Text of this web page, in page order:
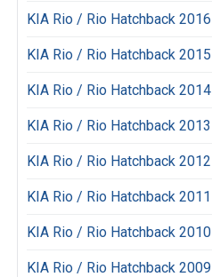
KIA Rio / Rio Hatchback 2016
KIA Rio / Rio Hatchback 2015
KIA Rio / Rio Hatchback 2014
KIA Rio / Rio Hatchback 2013
KIA Rio / Rio Hatchback 2012
KIA Rio / Rio Hatchback 2011
KIA Rio / Rio Hatchback 2010
KIA Rio / Rio Hatchback 2009